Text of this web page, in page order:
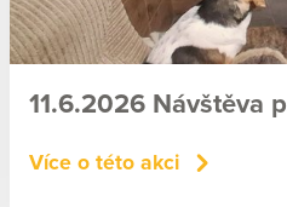
11.6.2026 Návštěva
Více o této akci